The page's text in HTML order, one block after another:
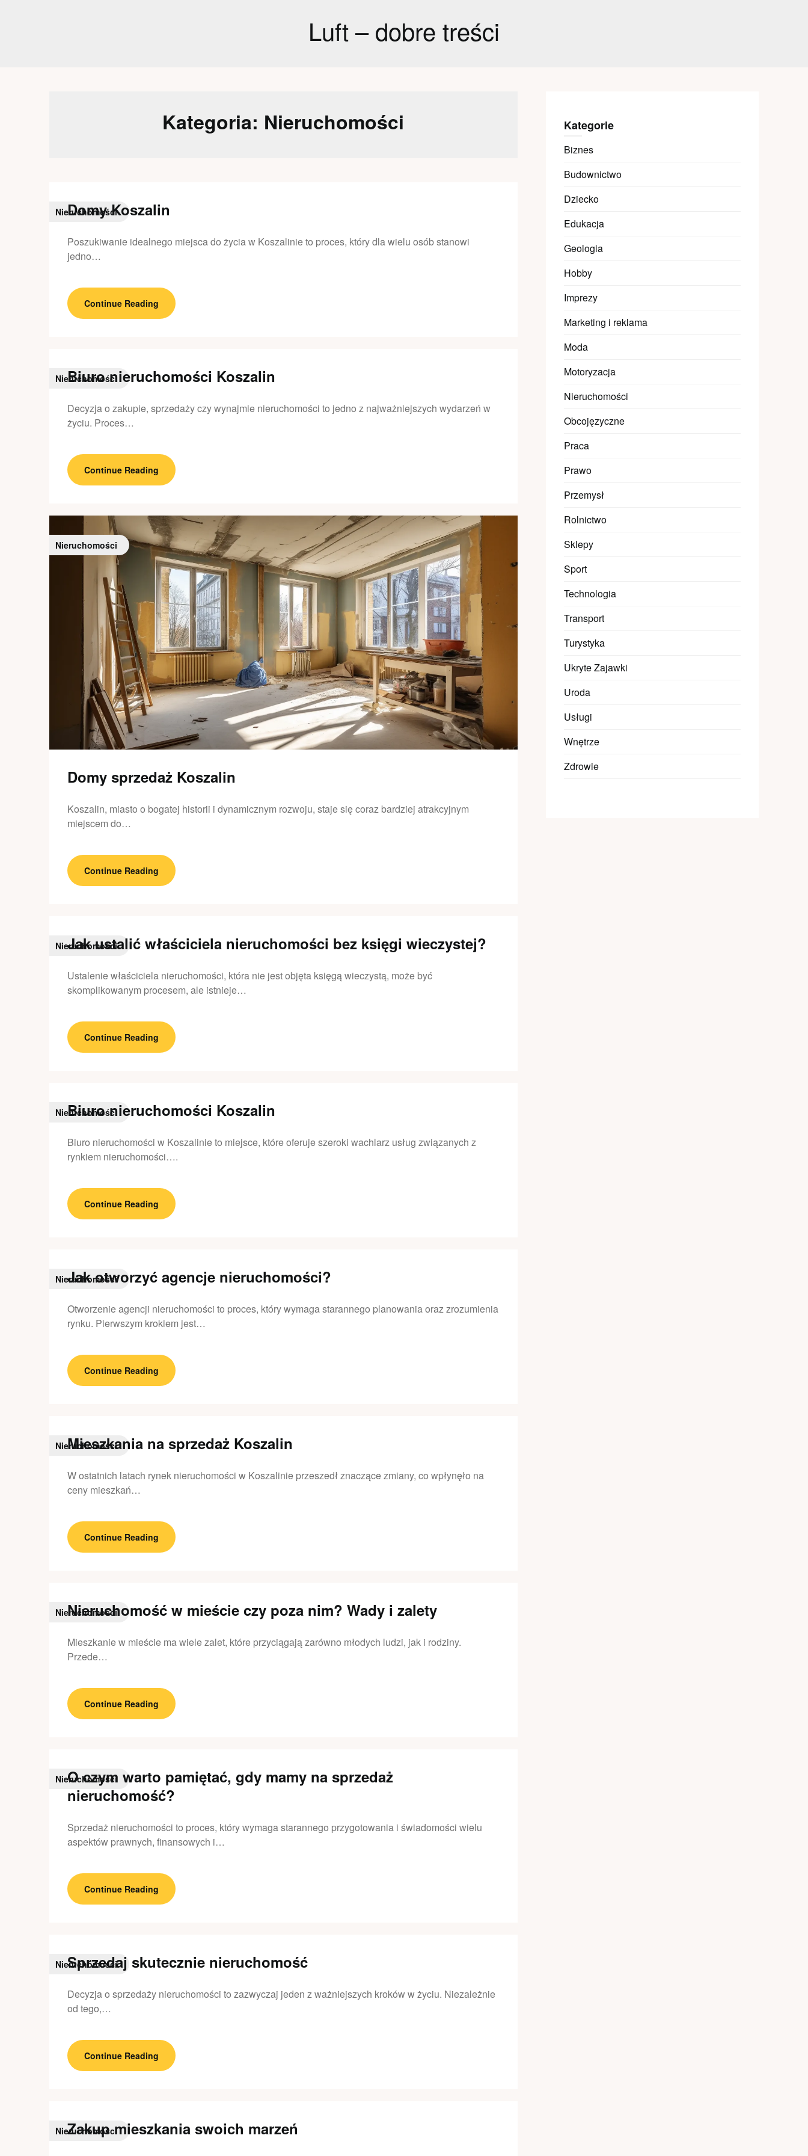
Luft – dobre treści
Kategoria: Nieruchomości
Nieruchomości
Domy Koszalin
Poszukiwanie idealnego miejsca do życia w Koszalinie to proces, który dla wielu osób stanowi
jedno…
Continue Reading
Nieruchomości
Biuro nieruchomości Koszalin
Decyzja o zakupie, sprzedaży czy wynajmie nieruchomości to jedno z najważniejszych wydarzeń w
życiu. Proces…
Continue Reading
Nieruchomości
Domy sprzedaż Koszalin
Koszalin, miasto o bogatej historii i dynamicznym rozwoju, staje się coraz bardziej atrakcyjnym
miejscem do…
Continue Reading
Nieruchomości
Jak ustalić właściciela nieruchomości bez księgi wieczystej?
Ustalenie właściciela nieruchomości, która nie jest objęta księgą wieczystą, może być
skomplikowanym procesem, ale istnieje…
Continue Reading
Nieruchomości
Biuro nieruchomości Koszalin
Biuro nieruchomości w Koszalinie to miejsce, które oferuje szeroki wachlarz usług związanych z
rynkiem nieruchomości….
Continue Reading
Nieruchomości
Jak otworzyć agencje nieruchomości?
Otworzenie agencji nieruchomości to proces, który wymaga starannego planowania oraz zrozumienia
rynku. Pierwszym krokiem jest…
Continue Reading
Nieruchomości
Mieszkania na sprzedaż Koszalin
W ostatnich latach rynek nieruchomości w Koszalinie przeszedł znaczące zmiany, co wpłynęło na
ceny mieszkań…
Continue Reading
Nieruchomości
Nieruchomość w mieście czy poza nim? Wady i zalety
Mieszkanie w mieście ma wiele zalet, które przyciągają zarówno młodych ludzi, jak i rodziny.
Przede…
Continue Reading
Nieruchomości
O czym warto pamiętać, gdy mamy na sprzedaż
nieruchomość?
Sprzedaż nieruchomości to proces, który wymaga starannego przygotowania i świadomości wielu
aspektów prawnych, finansowych i…
Continue Reading
Nieruchomości
Sprzedaj skutecznie nieruchomość
Decyzja o sprzedaży nieruchomości to zazwyczaj jeden z ważniejszych kroków w życiu. Niezależnie
od tego,…
Continue Reading
Nieruchomości
Zakup mieszkania swoich marzeń
Kategorie
Biznes
Budownictwo
Dziecko
Edukacja
Geologia
Hobby
Imprezy
Marketing i reklama
Moda
Motoryzacja
Nieruchomości
Obcojęzyczne
Praca
Prawo
Przemysł
Rolnictwo
Sklepy
Sport
Technologia
Transport
Turystyka
Ukryte Zajawki
Uroda
Usługi
Wnętrze
Zdrowie